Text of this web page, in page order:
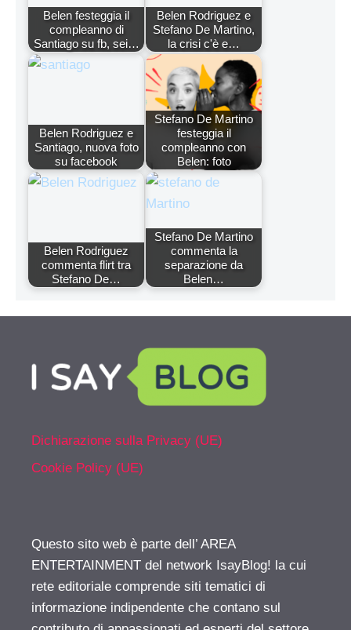
Belen festeggia il
compleanno di
Santiago su fb, sei…
Belen Rodriguez e
Stefano De Martino,
la crisi c'è e…
Belen Rodriguez e
Santiago, nuova foto
su facebook
Stefano De Martino
festeggia il
compleanno con
Belen: foto
Belen Rodriguez
commenta flirt tra
Stefano De…
Stefano De Martino
commenta la
separazione da
Belen…
Dichiarazione sulla Privacy (UE)
Cookie Policy (UE)
Questo sito web è parte dell’ AREA
ENTERTAINMENT del network IsayBlog! la cui
rete editoriale comprende siti tematici di
informazione indipendente che contano sul